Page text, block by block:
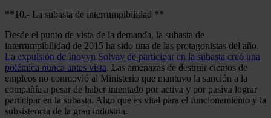
**10.- La subasta de interrumpibilidad **
Desde el punto de vista de la demanda, la subasta de
interrumpibilidad de 2015 ha sido una de las protagonistas del año.
La expulsión de Inovyn Solvay de participar en la subasta creó una
polémica nunca antes vista. Las amenazas de destruir cientos de
empleos no conmovió al Ministerio que mantuvo la sanción a la
compañía a pesar de haber intentado por activa y por pasiva lograr
participar en la subasta. Algo que es vital para el funcionamiento y la
subsistencia de la gran industria.